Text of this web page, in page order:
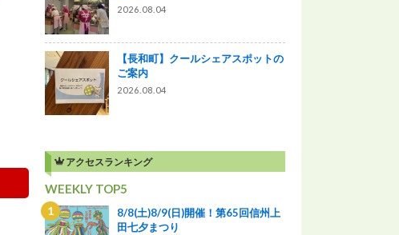
2026.08.04
【長和町】クールシェアスポットの
ご案内
2026.08.04
アクセスランキング
WEEKLY TOP5
8/8(土)8/9(日)開催！第65回信州上
田七夕まつり